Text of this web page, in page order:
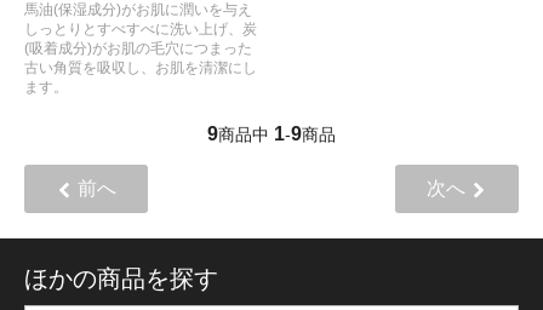
馬油(保湿成分)がお肌に潤いを与え
しっとりとすべすべに洗い上げ、炭
(吸着成分)がお肌の毛穴につまった
古い角質を吸収し、お肌を清潔にし
ます。
9商品中 1-9商品
前へ 次へ
ほかの商品を探す